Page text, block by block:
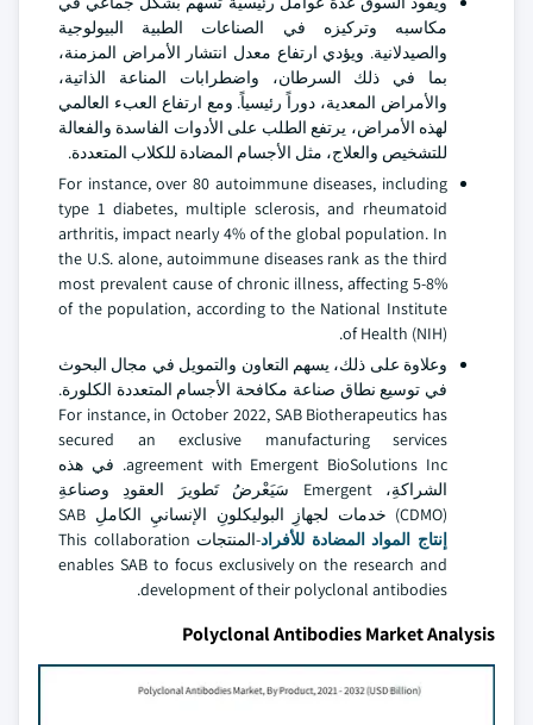
مكاسبه وتركيزه في الصناعات الطبية البيولوجية
والصيدلانية. ويؤدي ارتفاع معدل انتشار الأمراض المزمنة،
بما في ذلك السرطان، واضطرابات المناعة الذاتية،
والأمراض المعدية، دوراً رئيسياً. ومع ارتفاع العبء العالمي
لهذه الأمراض، يرتفع الطلب على الأدوات الفاسدة والفعالة
للتشخيص والعلاج، مثل الأجسام المضادة للكلاب المتعددة.
For instance, over 80 autoimmune diseases, including
type 1 diabetes, multiple sclerosis, and rheumatoid
arthritis, impact nearly 4% of the global population. In
the U.S. alone, autoimmune diseases rank as the third
most prevalent cause of chronic illness, affecting 5-8%
of the population, according to the National Institute
of Health (NIH).
وعلاوة على ذلك، يسهم التعاون والتمويل في مجال البحوث
في توسيع نطاق صناعة مكافحة الأجسام المتعددة الكلورة.
For instance, in October 2022, SAB Biotherapeutics has
secured an exclusive manufacturing services
agreement with Emergent BioSolutions Inc. في هذه
الشراكةِ، Emergent سَيَعْرضُ تَطويرَ العقودِ وصناعةِ
(CDMO) خدمات لجهازِ البوليكلونِ الإنسانيِ الكاملِ SAB
إنتاج المواد المضادة للأفراد
-المنتجات This collaboration
enables SAB to focus exclusively on the research and
development of their polyclonal antibodies.
Polyclonal Antibodies Market Analysis